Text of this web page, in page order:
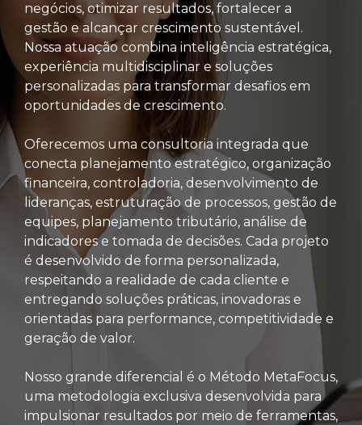
negócios, otimizar resultados, fortalecer a
gestão e alcançar crescimento sustentável.
Nossa atuação combina inteligência estratégica,
experiência multidisciplinar e soluções
personalizadas para transformar desafios em
oportunidades de crescimento.
Oferecemos uma consultoria integrada que
conecta planejamento estratégico, organização
financeira, controladoria, desenvolvimento de
lideranças, estruturação de processos, gestão de
equipes, planejamento tributário, análise de
indicadores e tomada de decisões. Cada projeto
é desenvolvido de forma personalizada,
respeitando a realidade de cada cliente e
entregando soluções práticas, inovadoras e
orientadas para performance, competitividade e
geração de valor.
Nosso grande diferencial é o Método MetaFocus,
uma metodologia exclusiva desenvolvida para
impulsionar resultados por meio de ferramentas,